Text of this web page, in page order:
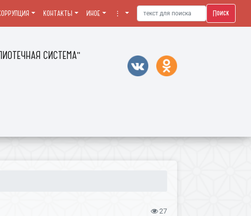
СИСТЕМА"
КОНТАКТЫ ИНОЕ ⋮ Поиск
27